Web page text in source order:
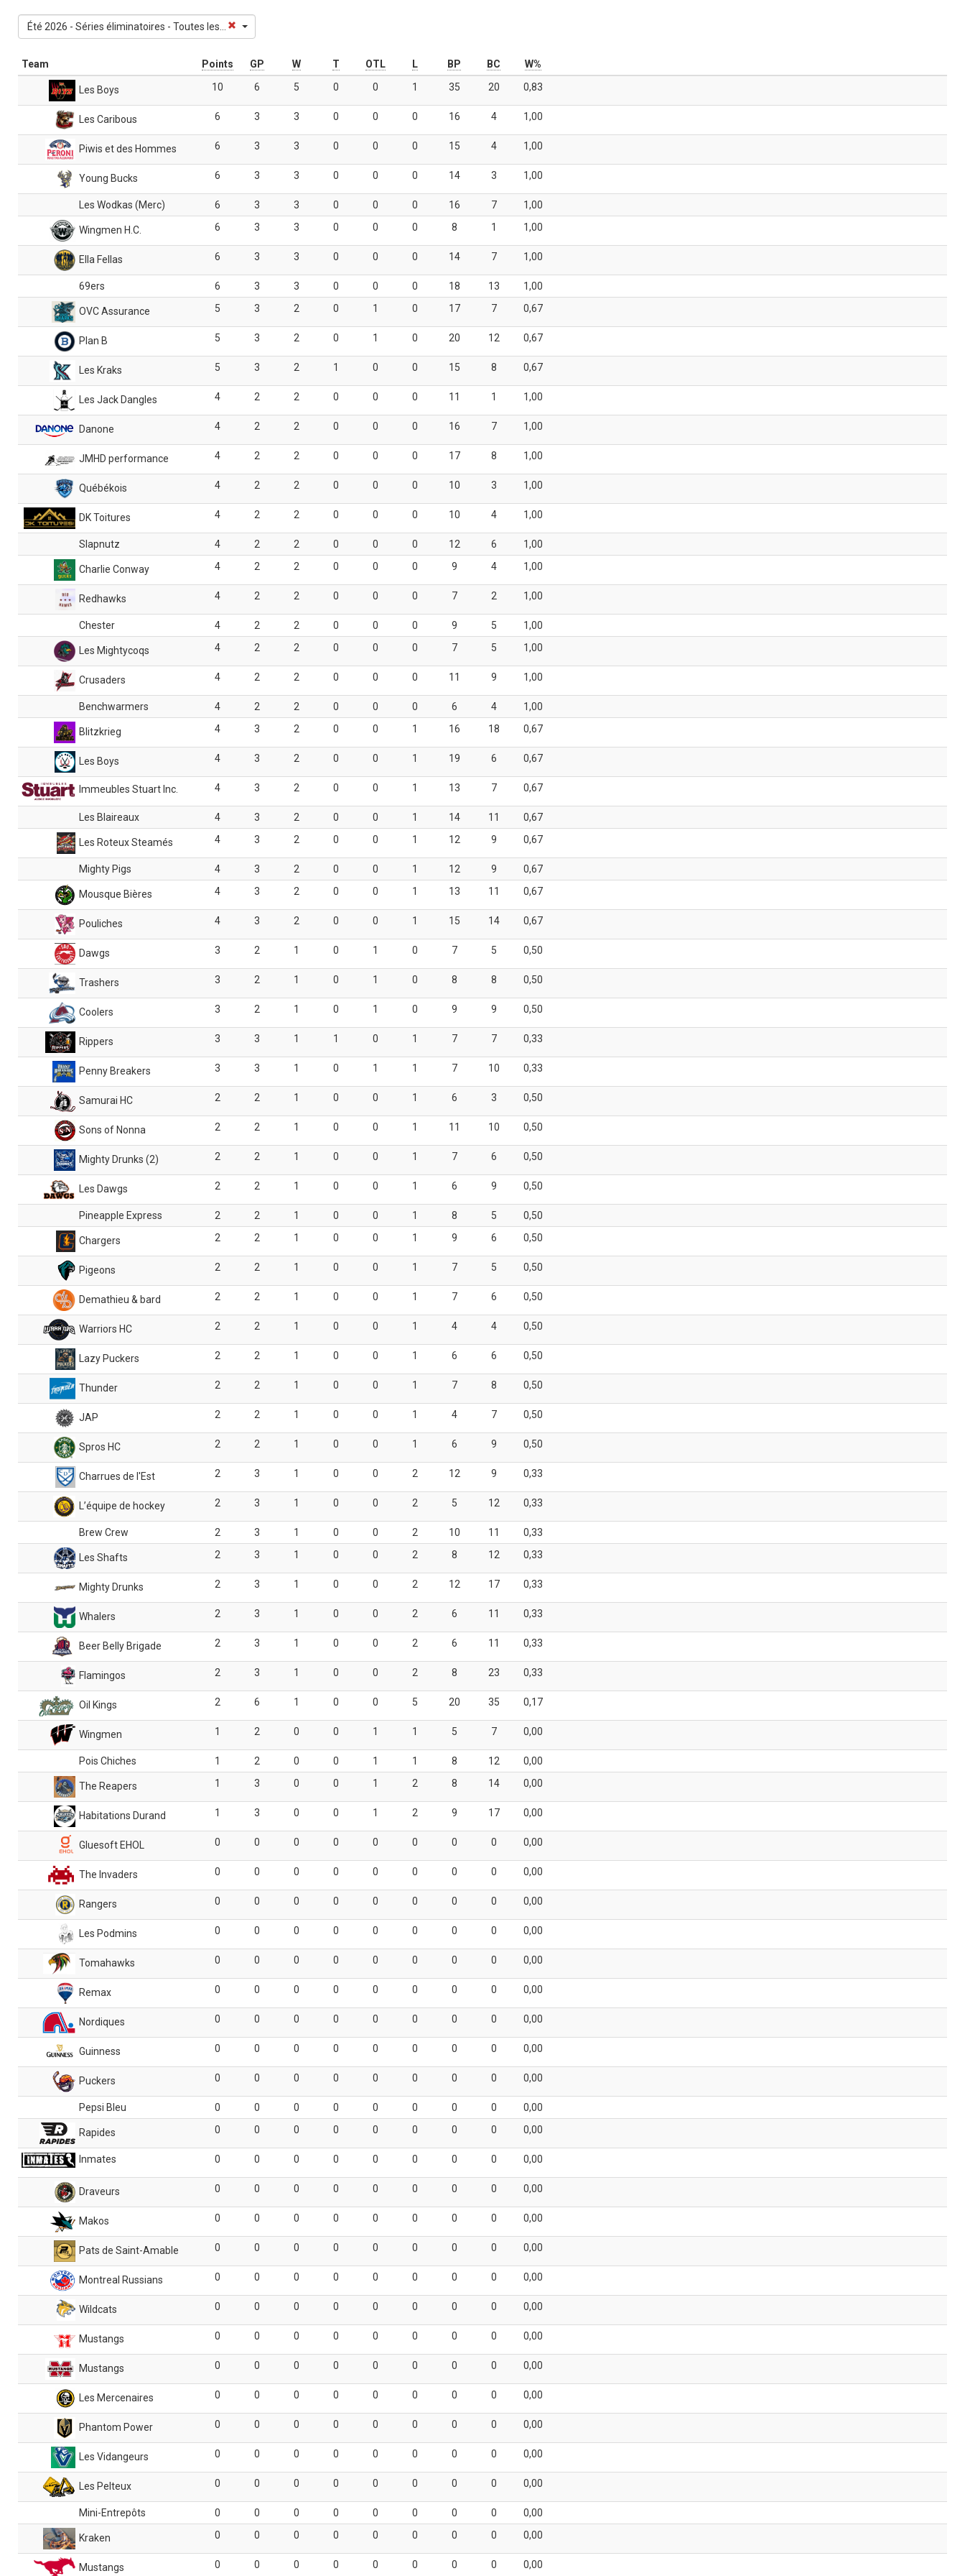
Team Points GP W T OTL L BP BC W%
Les Boys 10 6 5 0 0 1 35 20 0,83
Les Caribous 6 3 3 0 0 0 16 4 1,00
Piwis et des Hommes 6 3 3 0 0 0 15 4 1,00
Young Bucks 6 3 3 0 0 0 14 3 1,00
Les Wodkas (Merc) 6 3 3 0 0 0 16 7 1,00
Wingmen H.C. 6 3 3 0 0 0 8 1 1,00
Ella Fellas 6 3 3 0 0 0 14 7 1,00
69ers 6 3 3 0 0 0 18 13 1,00
OVC Assurance 5 3 2 0 1 0 17 7 0,67
Plan B 5 3 2 0 1 0 20 12 0,67
Les Kraks 5 3 2 1 0 0 15 8 0,67
Les Jack Dangles 4 2 2 0 0 0 11 1 1,00
Danone 4 2 2 0 0 0 16 7 1,00
JMHD performance 4 2 2 0 0 0 17 8 1,00
Québékois 4 2 2 0 0 0 10 3 1,00
DK Toitures 4 2 2 0 0 0 10 4 1,00
Slapnutz 4 2 2 0 0 0 12 6 1,00
Charlie Conway 4 2 2 0 0 0 9 4 1,00
Redhawks 4 2 2 0 0 0 7 2 1,00
Chester 4 2 2 0 0 0 9 5 1,00
Les Mightycoqs 4 2 2 0 0 0 7 5 1,00
Crusaders 4 2 2 0 0 0 11 9 1,00
Benchwarmers 4 2 2 0 0 0 6 4 1,00
Blitzkrieg 4 3 2 0 0 1 16 18 0,67
Les Boys 4 3 2 0 0 1 19 6 0,67
Immeubles Stuart Inc. 4 3 2 0 0 1 13 7 0,67
Les Blaireaux 4 3 2 0 0 1 14 11 0,67
Les Roteux Steamés 4 3 2 0 0 1 12 9 0,67
Mighty Pigs 4 3 2 0 0 1 12 9 0,67
Mousque Bières 4 3 2 0 0 1 13 11 0,67
Pouliches 4 3 2 0 0 1 15 14 0,67
Dawgs 3 2 1 0 1 0 7 5 0,50
Trashers 3 2 1 0 1 0 8 8 0,50
Coolers 3 2 1 0 1 0 9 9 0,50
Rippers 3 3 1 1 0 1 7 7 0,33
Penny Breakers 3 3 1 0 1 1 7 10 0,33
Samurai HC 2 2 1 0 0 1 6 3 0,50
Sons of Nonna 2 2 1 0 0 1 11 10 0,50
Mighty Drunks (2) 2 2 1 0 0 1 7 6 0,50
Les Dawgs 2 2 1 0 0 1 6 9 0,50
Pineapple Express 2 2 1 0 0 1 8 5 0,50
Chargers 2 2 1 0 0 1 9 6 0,50
Pigeons 2 2 1 0 0 1 7 5 0,50
Demathieu & bard 2 2 1 0 0 1 7 6 0,50
Warriors HC 2 2 1 0 0 1 4 4 0,50
Lazy Puckers 2 2 1 0 0 1 6 6 0,50
Thunder 2 2 1 0 0 1 7 8 0,50
JAP 2 2 1 0 0 1 4 7 0,50
Spros HC 2 2 1 0 0 1 6 9 0,50
Charrues de l'Est 2 3 1 0 0 2 12 9 0,33
L’équipe de hockey 2 3 1 0 0 2 5 12 0,33
Brew Crew 2 3 1 0 0 2 10 11 0,33
Les Shafts 2 3 1 0 0 2 8 12 0,33
Mighty Drunks 2 3 1 0 0 2 12 17 0,33
Whalers 2 3 1 0 0 2 6 11 0,33
Beer Belly Brigade 2 3 1 0 0 2 6 11 0,33
Flamingos 2 3 1 0 0 2 8 23 0,33
Oil Kings 2 6 1 0 0 5 20 35 0,17
Wingmen 1 2 0 0 1 1 5 7 0,00
Pois Chiches 1 2 0 0 1 1 8 12 0,00
The Reapers 1 3 0 0 1 2 8 14 0,00
Habitations Durand 1 3 0 0 1 2 9 17 0,00
Gluesoft EHOL 0 0 0 0 0 0 0 0 0,00
The Invaders 0 0 0 0 0 0 0 0 0,00
Rangers 0 0 0 0 0 0 0 0 0,00
Les Podmins 0 0 0 0 0 0 0 0 0,00
Tomahawks 0 0 0 0 0 0 0 0 0,00
Remax 0 0 0 0 0 0 0 0 0,00
Nordiques 0 0 0 0 0 0 0 0 0,00
Guinness 0 0 0 0 0 0 0 0 0,00
Puckers 0 0 0 0 0 0 0 0 0,00
Pepsi Bleu 0 0 0 0 0 0 0 0 0,00
Rapides 0 0 0 0 0 0 0 0 0,00
Inmates 0 0 0 0 0 0 0 0 0,00
Draveurs 0 0 0 0 0 0 0 0 0,00
Makos 0 0 0 0 0 0 0 0 0,00
Pats de Saint-Amable 0 0 0 0 0 0 0 0 0,00
Montreal Russians 0 0 0 0 0 0 0 0 0,00
Wildcats 0 0 0 0 0 0 0 0 0,00
Mustangs 0 0 0 0 0 0 0 0 0,00
Mustangs 0 0 0 0 0 0 0 0 0,00
Les Mercenaires 0 0 0 0 0 0 0 0 0,00
Phantom Power 0 0 0 0 0 0 0 0 0,00
Les Vidangeurs 0 0 0 0 0 0 0 0 0,00
Les Pelteux 0 0 0 0 0 0 0 0 0,00
Mini-Entrepôts 0 0 0 0 0 0 0 0 0,00
Kraken 0 0 0 0 0 0 0 0 0,00
Mustangs 0 0 0 0 0 0 0 0 0,00